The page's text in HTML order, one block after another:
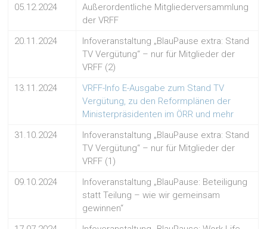
05.12.2024
Außerordentliche Mitgliederversammlung
der VRFF
20.11.2024
Infoveranstaltung „BlauPause extra: Stand
TV Vergütung“ – nur für Mitglieder der
VRFF (2)
13.11.2024
VRFF-Info E-Ausgabe zum Stand TV
Vergütung, zu den Reformplänen der
Ministerpräsidenten im ÖRR und mehr
31.10.2024
Infoveranstaltung „BlauPause extra: Stand
TV Vergütung“ – nur für Mitglieder der
VRFF (1)
09.10.2024
Infoveranstaltung „BlauPause: Beteiligung
statt Teilung – wie wir gemeinsam
gewinnen“